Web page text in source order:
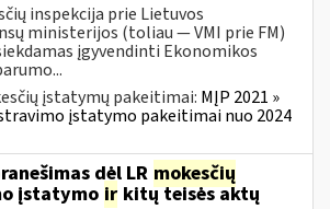
inspekcija prie Lietuvos
ministerijos (toliau — VMI prie FM)
įgyvendinti Ekonomikos
įstatymų pakeitimai: MĮP 2021 »
įstatymo pakeitimai nuo 2024
dėl LR mokesčių
įstatymo ir kitų teisės aktų